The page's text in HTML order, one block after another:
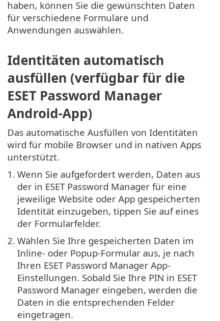
haben, können Sie die gewünschten Daten
für verschiedene Formulare und
Anwendungen auswählen.
Identitäten automatisch
ausfüllen (verfügbar für die
ESET Password Manager
Android-App)
Das automatische Ausfüllen von Identitäten
wird für mobile Browser und in nativen Apps
unterstützt.
1. Wenn Sie aufgefordert werden, Daten aus
der in ESET Password Manager für eine
jeweilige Website oder App gespeicherten
Identität einzugeben, tippen Sie auf eines
der Formularfelder.
2. Wählen Sie Ihre gespeicherten Daten im
Inline- oder Popup-Formular aus, je nach
Ihren ESET Password Manager App-
Einstellungen. Sobald Sie Ihre PIN in ESET
Password Manager eingeben, werden die
Daten in die entsprechenden Felder
eingetragen.